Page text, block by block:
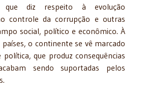
que diz respeito à evolução
controle da corrupção e outras
social, político e econômico. À
países, o continente se vê marcado
política, que produz consequências
sendo suportadas pelos